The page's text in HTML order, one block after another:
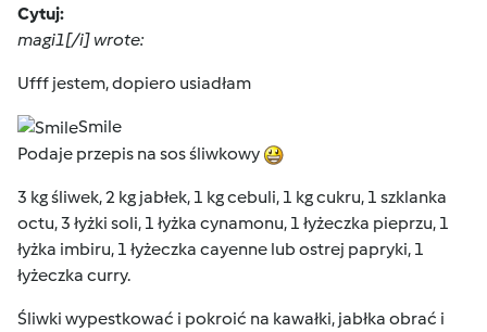
Cytuj:
magi1[/i] wrote:
Ufff jestem, dopiero usiadłam
Smile
Podaje przepis na sos śliwkowy
3 kg śliwek, 2 kg jabłek, 1 kg cebuli, 1 kg cukru, 1 szklanka
octu, 3 łyżki soli, 1 łyżka cynamonu, 1 łyżeczka pieprzu, 1
łyżka imbiru, 1 łyżeczka cayenne lub ostrej papryki, 1
łyżeczka curry.
Śliwki wypestkować i pokroić na kawałki, jabłka obrać i